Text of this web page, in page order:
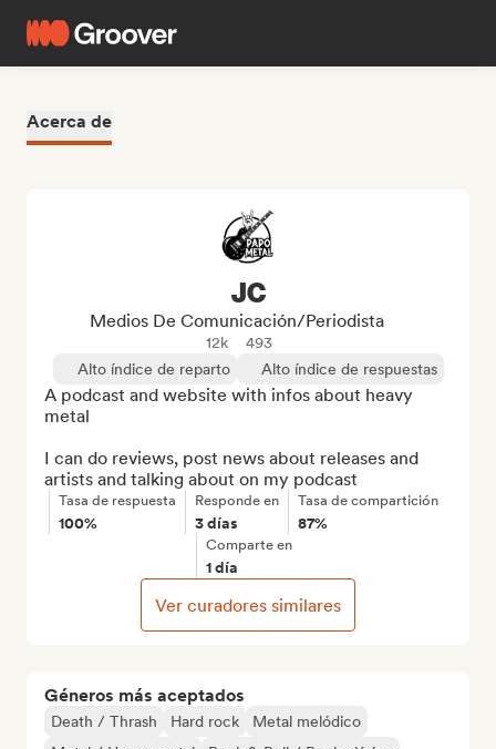
Acerca de
Géneros más aceptados
Death / Thrash Hard rock
Metal melódico
JC
Medios De Comunicación/Periodista
12k
493
Alto índice de reparto
Alto índice de respuestas
A podcast and website with infos about heavy
metal
I can do reviews, post news about releases and
artists and talking about on my podcast
Tasa de respuesta
100%
Responde en
3 días
Tasa de compartición
87%
Comparte en
1 día
Ver curadores similares